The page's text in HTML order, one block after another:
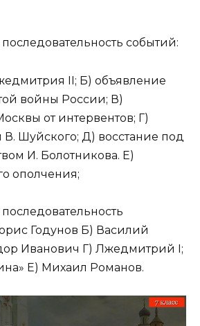
последовательность событий:
II; Б) объявление
войны России; В)
от интервентов; Г)
Шуйского; Д) восстание под
И. Болотникова. Е)
ополчения;
Годунов Б) Василий
Иванович Г) Лжедмитрий I;
Е) Михаил Романов.